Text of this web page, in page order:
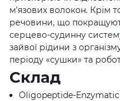
м’язових волокон. Крім
речовини, що
серцево-судинну
зайвої рідини з
періоду «сушки» та
Склад
Oligopeptide-